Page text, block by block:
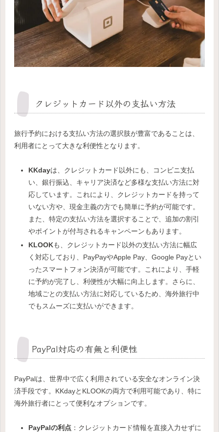
クレジットカード以外の支払い方法
旅行予約における支払い方法の選択肢が豊富であることは、
利用者にとって大きな利便性となります。
KKdayは、クレジットカード以外にも、コンビニ支払
い、銀行振込、キャリア決済など多様な支払い方法に対
応しています。これにより、クレジットカードを持って
いない方や、現金主義の方でも簡単に予約が可能です。
また、特定の支払い方法を選択することで、追加の割引
やポイントが付与されるキャンペーンもあります。
KLOOKも、クレジットカード以外の支払い方法に幅広
く対応しており、PayPayやApple Pay、Google Payとい
ったスマートフォン決済が可能です。これにより、手軽
に予約が完了し、利便性が大幅に向上します。さらに、
地域ごとの支払い方法に対応しているため、海外旅行中
でもスムーズに支払いができます。
PayPal対応の有無と利便性
PayPalは、世界中で広く利用されている安全なオンライン決
済手段です。KKdayとKLOOKの両方で利用可能であり、特に
海外旅行者にとって便利なオプションです。
PayPalの利点：クレジットカード情報を直接入力せずに